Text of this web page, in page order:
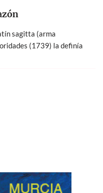
sagitta (arma
(1739) la definía